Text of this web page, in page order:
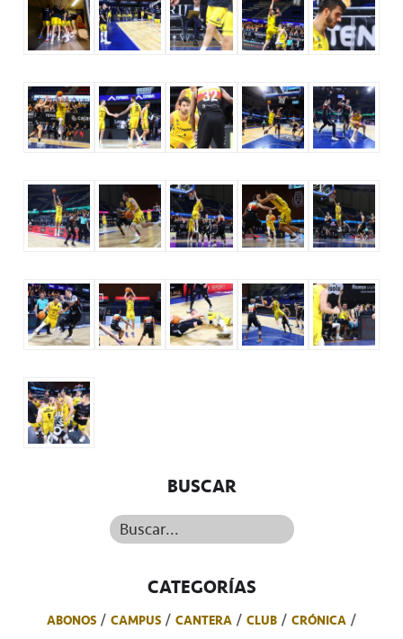
BUSCAR
Buscar...
CATEGORÍAS
ABONOS CAMPUS CANTERA CLUB
CRÓNICA